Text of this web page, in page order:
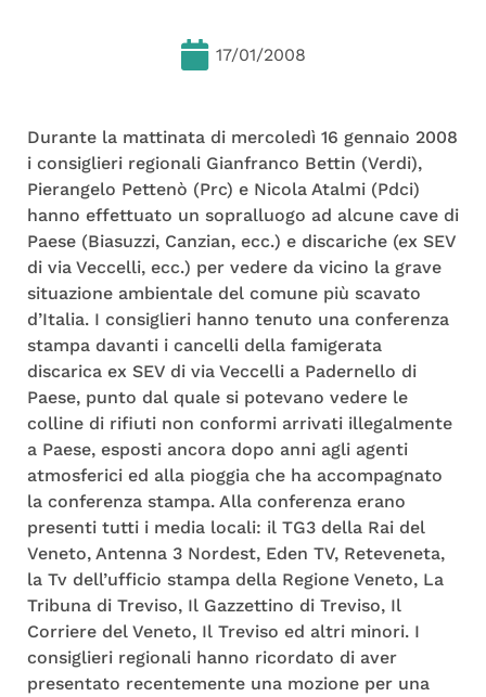
17/01/2008
Durante la mattinata di mercoledì 16 gennaio 2008
i consiglieri regionali Gianfranco Bettin (Verdi),
Pierangelo Pettenò (Prc) e Nicola Atalmi (Pdci)
hanno effettuato un sopralluogo ad alcune cave di
Paese (Biasuzzi, Canzian, ecc.) e discariche (ex SEV
di via Veccelli, ecc.) per vedere da vicino la grave
situazione ambientale del comune più scavato
d’Italia. I consiglieri hanno tenuto una conferenza
stampa davanti i cancelli della famigerata
discarica ex SEV di via Veccelli a Padernello di
Paese, punto dal quale si potevano vedere le
colline di rifiuti non conformi arrivati illegalmente
a Paese, esposti ancora dopo anni agli agenti
atmosferici ed alla pioggia che ha accompagnato
la conferenza stampa. Alla conferenza erano
presenti tutti i media locali: il TG3 della Rai del
Veneto, Antenna 3 Nordest, Eden TV, Reteveneta,
la Tv dell’ufficio stampa della Regione Veneto, La
Tribuna di Treviso, Il Gazzettino di Treviso, Il
Corriere del Veneto, Il Treviso ed altri minori. I
consiglieri regionali hanno ricordato di aver
presentato recentemente una mozione per una